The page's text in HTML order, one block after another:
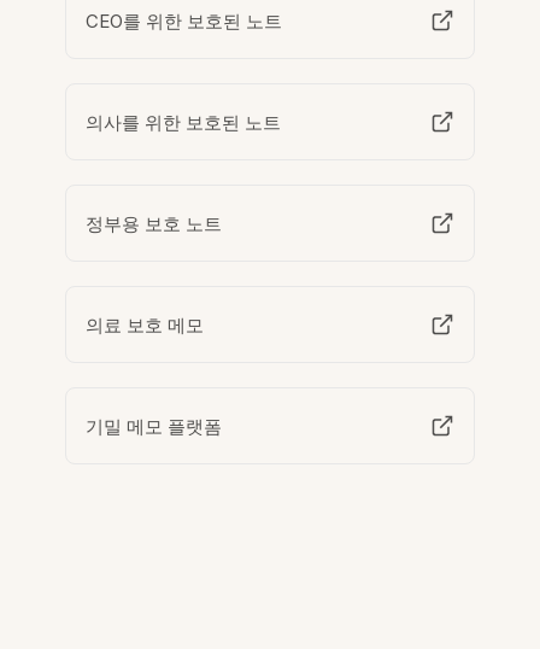
CEO를 위한 보호된 노트
의사를 위한 보호된 노트
정부용 보호 노트
의료 보호 메모
기밀 메모 플랫폼